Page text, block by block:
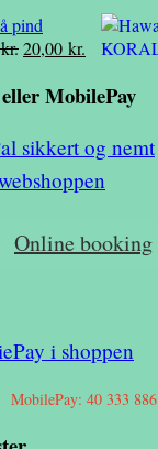
pris
er:
pind
kr.Den
pris
45,00 kr..
20,00 kr. Den
pris
20,00 kr..
MobilePay
Online booking
MobilePay: 40 333 886